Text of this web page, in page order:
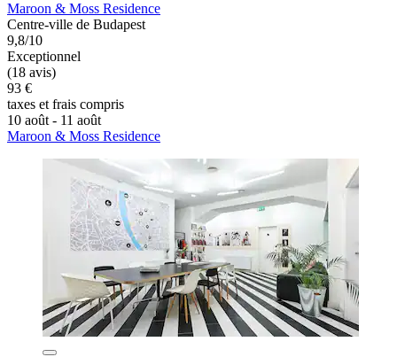
Maroon & Moss Residence
Centre-ville de Budapest
9,8/10
Exceptionnel
(18 avis)
93 €
taxes et frais compris
10 août - 11 août
Maroon & Moss Residence